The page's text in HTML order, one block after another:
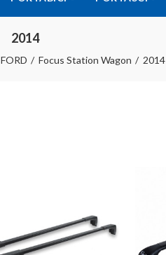
2014
FORD Focus Station Wagon 2014